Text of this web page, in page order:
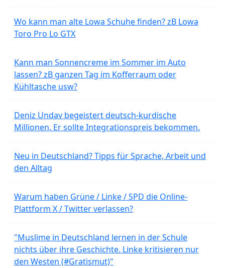
Wo kann man alte Lowa Schuhe finden? zB Lowa
Toro Pro Lo GTX
Kann man Sonnencreme im Sommer im Auto
lassen? zB ganzen Tag im Kofferraum oder
Kühltasche usw?
Deniz Undav begeistert deutsch-kurdische
Millionen. Er sollte Integrationspreis bekommen.
Neu in Deutschland? Tipps für Sprache, Arbeit und
den Alltag
Warum haben Grüne / Linke / SPD die Online-
Plattform X / Twitter verlassen?
"Muslime in Deutschland lernen in der Schule
nichts über ihre Geschichte. Linke kritisieren nur
den Westen (#Gratismut)"